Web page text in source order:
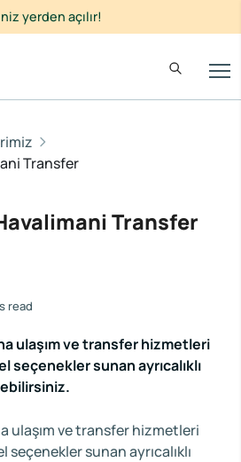
yerden açılır!
Transfer
Transfer
read
ulaşım ve transfer hizmetleri
seçenekler sunan ayrıcalıklı
ulaşım ve transfer hizmetleri
seçenekler sunan ayrıcalıklı